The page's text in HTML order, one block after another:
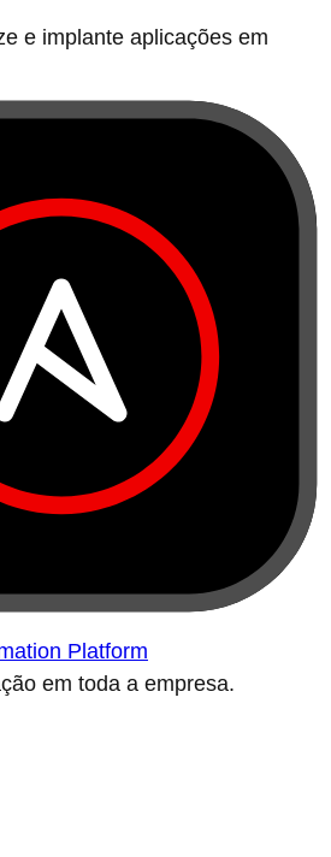
e implante aplicações em
Platform
em toda a empresa.